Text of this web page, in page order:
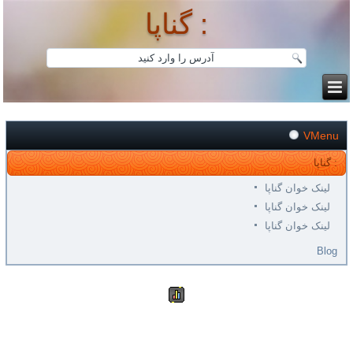
گناپا :
VMenu
گناپا :
لینک خوان گناپا
لینک خوان گناپا
لینک خوان گناپا
Blog